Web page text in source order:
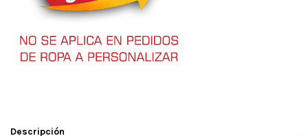
Descripción